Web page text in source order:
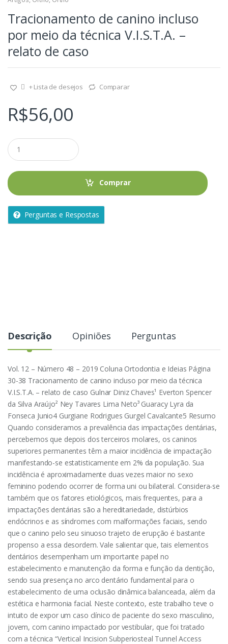
Tracionamento de canino incluso
por meio da técnica V.I.S.T.A. –
relato de caso
+ Lista de desejos Comparar
R$56,00
Q
u
a
t
i
a
e
Comprar
Perguntas e Respostas
Descrição Opiniões Perguntas
Vol. 12 – Número 48 – 2019 Coluna Ortodontia e Ideias Página
30-38 Tracionamento de canino incluso por meio da técnica
V.I.S.T.A. – relato de caso Gulnar Diniz Chaves¹ Everton Spencer
da Silva Araújo² Ney Tavares Lima Neto³ Guaracy Lyra da
Fonseca Junio4 Gurgiane Rodrigues Gurgel Cavalcante5 Resumo
Quando consideramos a prevalência das impactações dentárias,
percebemos que depois dos terceiros molares, os caninos
superiores permanentes têm a maior incidência de impactação
manifestando-se estatisticamente em 2% da população. Sua
incidência é aproximadamente duas vezes maior no sexo
feminino podendo ocorrer de forma uni ou bilateral. Considera-se
também que os fatores etiológicos, mais frequentes, para a
impactações dentárias são a hereditariedade, distúrbios
endócrinos e as síndromes com malformações faciais, sendo
que o canino pelo seu sinuoso trajeto de erupção é bastante
propenso a essa desordem. Vale salientar que, tais elementos
dentários desempenham um importante papel no
estabelecimento e manutenção da forma e função da dentição,
sendo sua presença no arco dentário fundamental para o
estabelecimento de uma oclusão dinâmica balanceada, além da
estética e harmonia facial. Neste contexto, este trabalho teve o
intuito de expor um caso clínico de paciente do sexo masculino,
jovem, com canino impactado por vestibular, que foi tratado
com a técnica “Vertical Incision Subperiosteal Tunnel Access